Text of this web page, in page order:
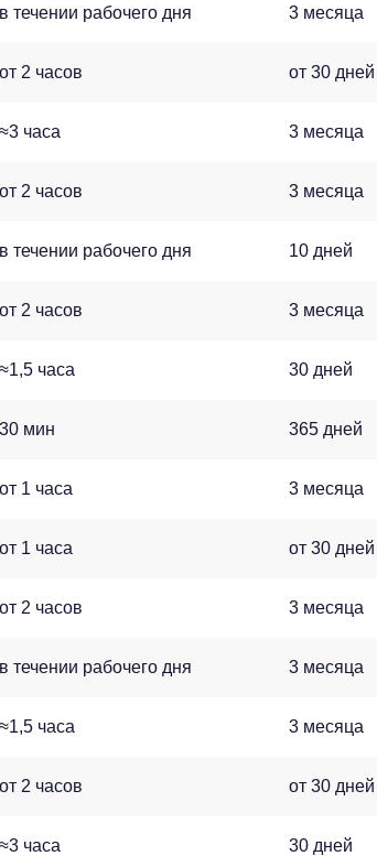
в течении рабочего дня 3 месяца
от 2 часов от 30 дней
≈3 часа 3 месяца
от 2 часов 3 месяца
в течении рабочего дня 10 дней
от 2 часов 3 месяца
≈1,5 часа 30 дней
30 мин 365 дней
от 1 часа 3 месяца
от 1 часа от 30 дней
от 2 часов 3 месяца
в течении рабочего дня 3 месяца
≈1,5 часа 3 месяца
от 2 часов от 30 дней
≈3 часа 30 дней